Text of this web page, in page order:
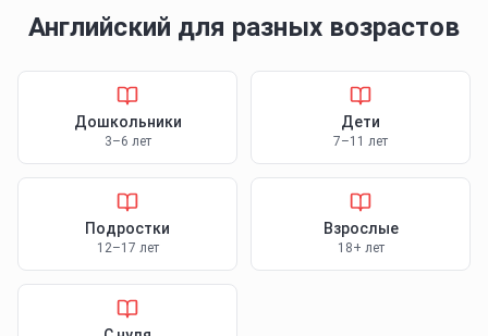
Английский для разных возрастов
Дошкольники
3–6 лет
Дети
7–11 лет
Подростки
12–17 лет
Взрослые
18+ лет